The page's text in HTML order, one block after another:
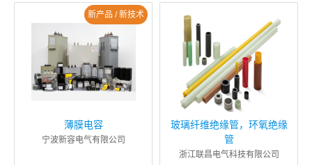
新产品 / 新技术
薄膜电容
宁波新容电气有限公司
玻璃纤维绝缘管，环氧绝缘
管
浙江联昌电气科技有限公司